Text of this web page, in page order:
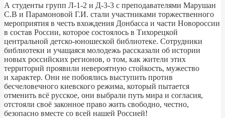
А студенты групп Л-1-2 и Д-3-3 с преподавателями Марушан
С.В и Парамоновой Г.И. стали участниками торжественного
мероприятия в честь вхождения Донбасса и части Новороссии
в состав России, которое состоялось в Тихорецкой
центральной детско-юношеской библиотеке. Сотрудники
библиотеки и учащаяся молодежь рассказали об истории
новых российских регионов, о том, как жители этих
территорий проявили невероятную стойкость, мужество
и характер. Они не побоялись выступить против
бесчеловечного киевского режима, который пытается
отменить всё русское, они выбрали путь мира и согласия,
отстояли своё законное право жить свободно, честно,
безопасно вместе со всей нашей Россией!